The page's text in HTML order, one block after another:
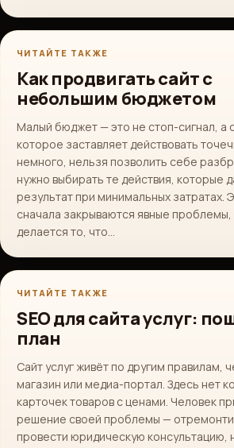
ЧИТАЙТЕ ТАКЖЕ
Как продвигать сайт с
небольшим бюджетом
Малый бюджет — это не стоп-сигнал, а
которое заставляет действовать
немного, нельзя позволить себе
нужно выбирать те действия, которые
результат при минимальных затратах.
сначала закрываются явные
делается то, что…
ЧИТАЙТЕ ТАКЖЕ
SEO для сайта услуг:
план
Сайт услуг живёт по другим правилам,
магазин или медиа-портал. Здесь нет
карточек товаров с ценами. Человек
решение своей проблемы —
провести юридическую консультацию,